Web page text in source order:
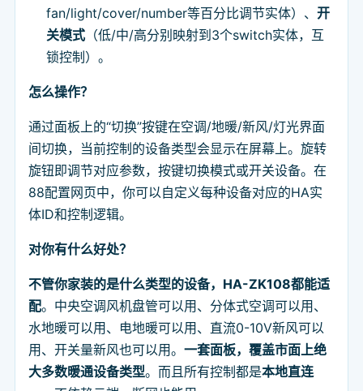
fan/light/cover/number等百分比调节实体）、开
关模式 （低/中/高分别映射到3个switch实体，互
锁控制）。
怎么操作？
通过面板上的“切换”按键在空调/地暖/新风/灯光界面
间切换，当前控制的设备类型会显示在屏幕上。旋转
旋钮即调节对应参数，按键切换模式或开关设备。在
88配置网页中，你可以自定义每种设备对应的HA实
体ID和控制逻辑。
对你有什么好处？
不管你家装的是什么类型的设备，HA-ZK108都能适
配。中央空调风机盘管可以用、分体式空调可以用、
水地暖可以用、电地暖可以用、直流0-10V新风可以
用、开关量新风也可以用。 一套面板，覆盖市面上绝
大多数暖通设备类型。而且所有控制都是本地直连